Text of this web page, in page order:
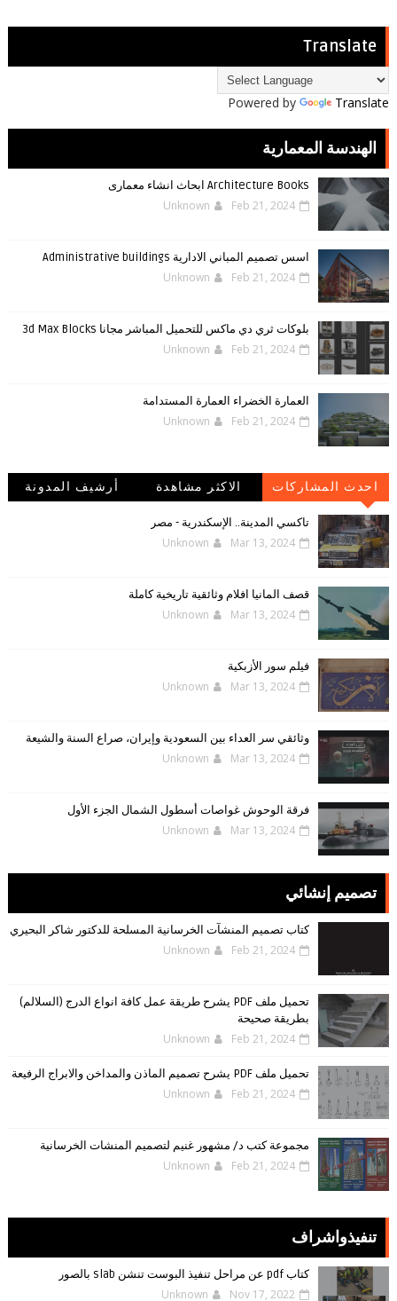
Translate
Powered by Translate
الهندسة المعمارية
Architecture Books ابحاث انشاء معمارى
Unknown Feb 21, 2024
اسس تصميم المباني الادارية Administrative buildings
Unknown Feb 21, 2024
بلوكات ثري دي ماكس للتحميل المباشر مجانا 3d Max Blocks
Unknown Feb 21, 2024
العمارة الخضراء العمارة المستدامة
Unknown Feb 21, 2024
احدث المشاركات الاكثر مشاهدة
أرشيف المدونة
تاكسي المدينة.. الإسكندرية - مصر
Unknown Mar 13, 2024
قصف المانيا افلام وثائقية تاريخية كاملة
Unknown Mar 13, 2024
فيلم سور الأزبكية
Unknown Mar 13, 2024
وثائقي سر العداء بين السعودية وإيران، صراع السنة والشيعة
Unknown Mar 13, 2024
فرقة الوحوش غواصات أسطول الشمال الجزء الأول
Unknown Mar 13, 2024
تصميم إنشائي
كتاب تصميم المنشآت الخرسانية المسلحة للدكتور شاكر البحيري
Unknown Feb 21, 2024
تحميل ملف PDF يشرح طريقة عمل كافة انواع الدرج (السلالم)
بطريقة صحيحة
Unknown Feb 21, 2024
تحميل ملف PDF يشرح تصميم الماذن والمداخن والابراج الرفيعة
Unknown Feb 21, 2024
مجموعة كتب د/ مشهور غنيم لتصميم المنشات الخرسانية
Unknown Feb 21, 2024
تنفيذواشراف
كتاب pdf عن مراحل تنفيذ البوست تنشن slab بالصور
Unknown Nov 17, 2022